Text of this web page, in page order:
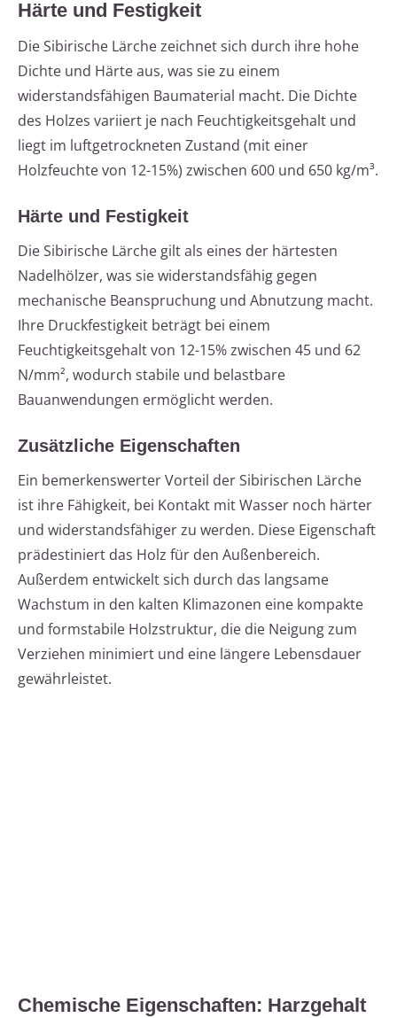
Härte und Festigkeit
Die Sibirische Lärche zeichnet sich durch ihre hohe
Dichte und Härte aus, was sie zu einem
widerstandsfähigen Baumaterial macht. Die Dichte
des Holzes variiert je nach Feuchtigkeitsgehalt und
liegt im luftgetrockneten Zustand (mit einer
Holzfeuchte von 12-15%) zwischen 600 und 650 kg/m³.
Härte und Festigkeit
Die Sibirische Lärche gilt als eines der härtesten
Nadelhölzer, was sie widerstandsfähig gegen
mechanische Beanspruchung und Abnutzung macht.
Ihre Druckfestigkeit beträgt bei einem
Feuchtigkeitsgehalt von 12-15% zwischen 45 und 62
N/mm², wodurch stabile und belastbare
Bauanwendungen ermöglicht werden.
Zusätzliche Eigenschaften
Ein bemerkenswerter Vorteil der Sibirischen Lärche
ist ihre Fähigkeit, bei Kontakt mit Wasser noch härter
und widerstandsfähiger zu werden. Diese Eigenschaft
prädestiniert das Holz für den Außenbereich.
Außerdem entwickelt sich durch das langsame
Wachstum in den kalten Klimazonen eine kompakte
und formstabile Holzstruktur, die die Neigung zum
Verziehen minimiert und eine längere Lebensdauer
gewährleistet.
Chemische Eigenschaften: Harzgehalt